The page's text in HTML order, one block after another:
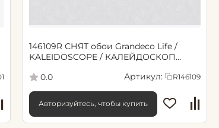
146109R СНЯТ обои Grandeco Life /
KALEIDOSCOPE / КАЛЕЙДОСКОП
0.0
Артикул: R146109
Авторизуйтесь, чтобы купить